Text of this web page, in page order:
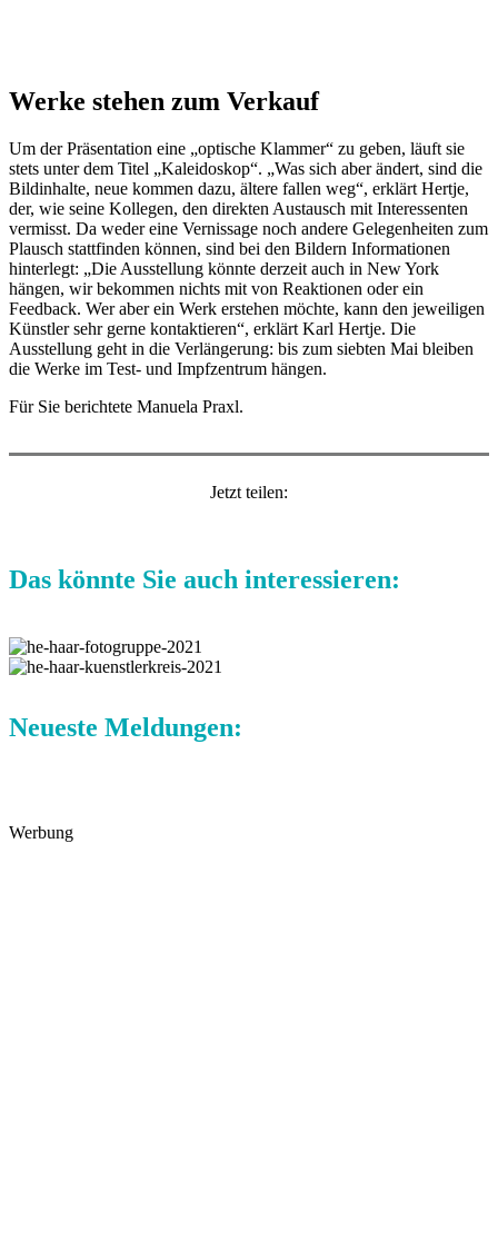
Werke stehen zum Verkauf
Um der Präsentation eine „optische Klammer“ zu geben, läuft sie
stets unter dem Titel „Kaleidoskop“. „Was sich aber ändert, sind die
Bildinhalte, neue kommen dazu, ältere fallen weg“, erklärt Hertje,
der, wie seine Kollegen, den direkten Austausch mit Interessenten
vermisst. Da weder eine Vernissage noch andere Gelegenheiten zum
Plausch stattfinden können, sind bei den Bildern Informationen
hinterlegt: „Die Ausstellung könnte derzeit auch in New York
hängen, wir bekommen nichts mit von Reaktionen oder ein
Feedback. Wer aber ein Werk erstehen möchte, kann den jeweiligen
Künstler sehr gerne kontaktieren“, erklärt Karl Hertje. Die
Ausstellung geht in die Verlängerung: bis zum siebten Mai bleiben
die Werke im Test- und Impfzentrum hängen.
Für Sie berichtete Manuela Praxl.
Jetzt teilen:
Das könnte Sie auch interessieren:
Neueste Meldungen:
Werbung